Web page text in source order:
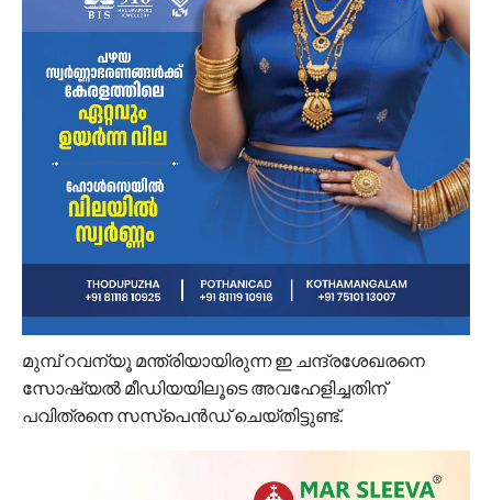
മുമ്പ് റവന്യൂ മന്ത്രിയായിരുന്ന ഇ ചന്ദ്രശേഖരനെ
സോഷ്യൽ മീഡിയയിലൂടെ അവഹേളിച്ചതിന്
പവിത്രനെ സസ്പെൻഡ് ചെയ്തിട്ടുണ്ട്.